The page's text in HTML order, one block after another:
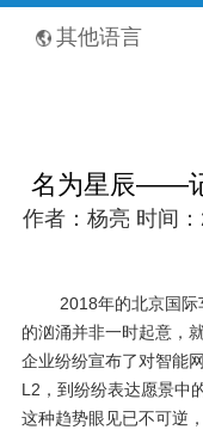
其他语言
名为星辰——
作者：杨亮 时间
2018年的北京国
的汹涌并非一时起意，
企业纷纷宣布了对智能
L2 ，到纷纷表达愿景中
这种趋势眼见已不可逆